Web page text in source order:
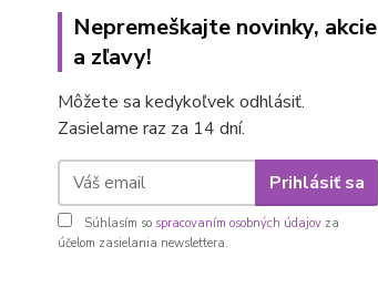
Nepremeškajte novinky, akcie
a zľavy!
Môžete sa kedykoľvek odhlásiť.
Zasielame raz za 14 dní.
Prihlásiť sa
Súhlasím so spracovaním osobných údajov za
účelom zasielania newslettera.